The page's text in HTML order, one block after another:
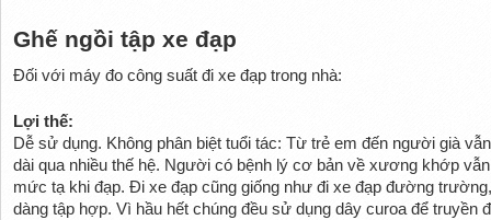
Ghế ngồi tập xe đạp
Đối với máy đo công suất đi xe đạp trong nhà:
Lợi thế:
Dễ sử dụng. Không phân biệt tuổi tác: Từ trẻ em đến người già
dài qua nhiều thế hệ. Người có bệnh lý cơ bản về xương khớp
mức tạ khi đạp. Đi xe đạp cũng giống như đi xe đạp đường
dàng tập hợp. Vì hầu hết chúng đều sử dụng dây curoa để truyền